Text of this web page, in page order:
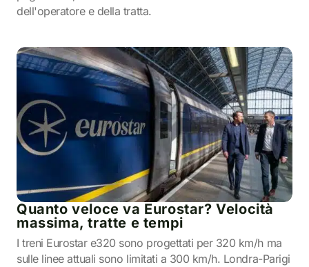
dell'operatore e della tratta.
Quanto veloce va Eurostar? Velocità
massima, tratte e tempi
I treni Eurostar e320 sono progettati per 320 km/h ma
sulle linee attuali sono limitati a 300 km/h. Londra-Parigi